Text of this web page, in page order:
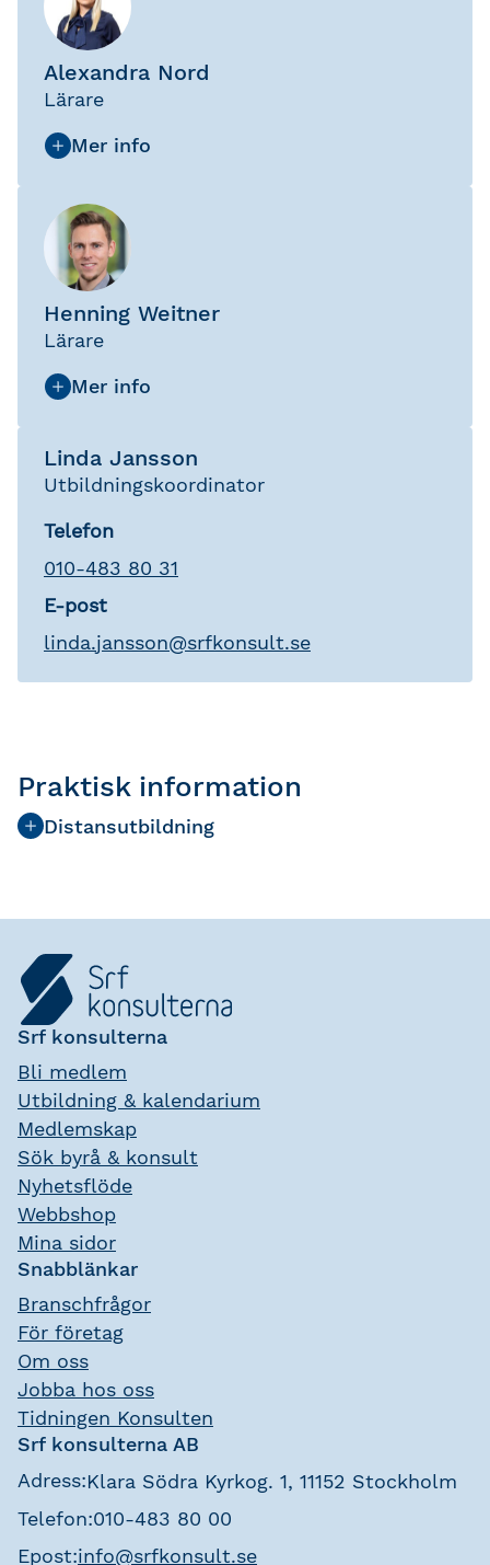
Alexandra Nord
Lärare
Henning Weitner
Lärare
Linda Jansson
Utbildningskoordinator
Telefon
010-483 80 31
E-post
linda.jansson@srfkonsult.se
Praktisk information
Distansutbildning
Srf konsulterna
Bli medlem
Utbildning & kalendarium
Medlemskap
Sök byrå & konsult
Nyhetsflöde
Webbshop
Mina sidor
Snabblänkar
Branschfrågor
För företag
Om oss
Jobba hos oss
Tidningen Konsulten
Srf konsulterna AB
Adress:Klara Södra Kyrkog. 1, 11152 Stockholm
Telefon:010-483 80 00
Epost:info@srfkonsult.se